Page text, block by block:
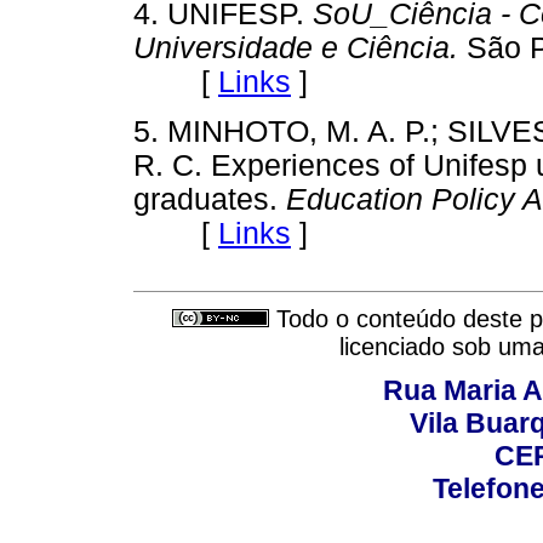
4. UNIFESP. SoU_Ciência -
Universidade e Ciência. São
[ Links ]
5. MINHOTO, M. A. P.;
R. C. Experiences of
graduates. Education Policy
[ Links ]
Todo o conteúdo deste
licenciado sob
Rua Maria
Vila